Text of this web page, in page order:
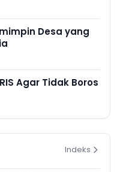
Desa yang
Agar Tidak Boros
Indeks